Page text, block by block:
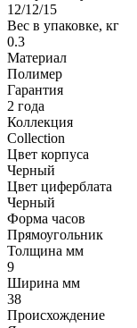
12/12/15
Вес в упаковке, кг
0.3
Материал
Полимер
Гарантия
2 года
Коллекция
Collection
Цвет корпуса
Черный
Цвет циферблата
Черный
Форма часов
Прямоугольник
Толщина мм
9
Ширина мм
38
Происхождение